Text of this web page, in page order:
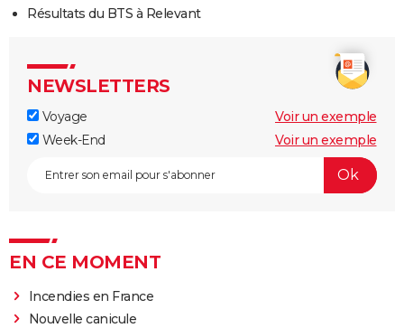
Résultats du BTS à Relevant
NEWSLETTERS
Voyage
Voir un exemple
Week-End
Voir un exemple
EN CE MOMENT
Incendies en France
Nouvelle canicule